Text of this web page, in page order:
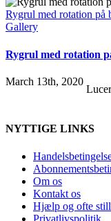
Rygrul med rotation på
Gallery
Rygrul med rotation
March 13th, 2020
NYTTIGE LINKS
Om os
Kontakt os
Hjælp og ofte
Privatlivspolitik